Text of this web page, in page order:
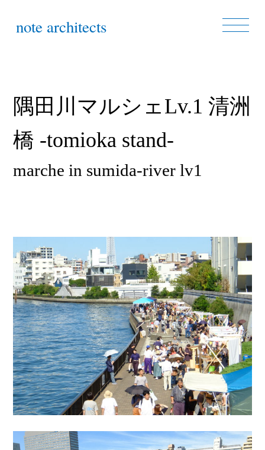
note architects
隅田川マルシェLv.1 清洲
橋 -tomioka stand-
marche in sumida-river lv1